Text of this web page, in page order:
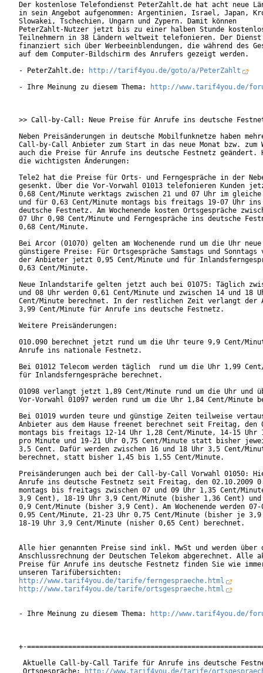
Der kostenlose Telefondienst PeterZahlt.de hat acht neue
in sein Angebot aufgenommen: Argentinien, Israel, Japan,
Slowakei, Tschechien, Ungarn und Zypern. Damit können
PeterZahlt-Nutzer jetzt bis zu einer halben Stunde
Teilnehmern in 38 Ländern weltweit telefonieren. Der Dienst
finanziert sich über Werbeeinblendungen, die während des
auf dem Computer-Bildschirm des Anrufers gezeigt werden.
- PeterZahlt.de:
http://tarif4you.de/goto/a/PeterZahlt
- Ihre Meinung zu diesem Thema:
http://www.tarif4you.de/
>> Call-by-Call: Neue Preise für Anrufe ins deutsche
Neben Preisänderungen in deutsche Mobilfunknetze haben
Call-by-Call Anbieter zum Start in das neue Monat bzw. zum
auch die Preise für Anrufe ins deutsche Festnetz geändert.
die wichtigsten Änderungen:
Tele2 hat die Preise für Orts- und Ferngespräche in der
gesenkt. Über die Vor-Vorwahl 01013 telefonieren Kunden
0,68 Cent/Minute werktags zwischen 21 und 07 Uhr im
und für 0,63 Cent/Minute montags bis freitags 19-07 Uhr
deutsche Festnetz. Am Wochenende kosten Ortsgespräche
07 Uhr 0,98 Cent/Minute und Ferngespräche ins deutsche
0,68 Cent/Minute.
Bei Arcor (01070) gelten am Wochenende rund um die Uhr neue
günstigere Preise: Für Ortsgespräche Samstags und Sonntags
der Anbieter jetzt 0,95 Cent/Minute und für
0,63 Cent/Minute.
Neue Inlandstarife gelten jetzt auch bei 01075: Täglich
und 08 Uhr werden 0,61 Cent/Minute und zwischen 14 und 18
Cent/Minute berechnet. In der restlichen Zeit verlangt der
3,99 Cent/Minute für Anrufe ins deutsche Festnetz.
Weitere Preisänderungen:
010.090 berechnet jetzt rund um die Uhr teure 9,9 Cent/
Anrufe ins nationale Festnetz.
Bei 01012 Telecom werden täglich  rund um die Uhr 1,99
für Inlandsferngespräche berechnet.
01098 verlangt jetzt 1,89 Cent/Minute rund um die Uhr und
Vor-Vorwahl 01097 werden rund um die Uhr 1,84 Cent/Minute
Bei 01019 wurden teure und günstige Zeiten teilweise
Anbieter aus dem Hause freenet berechnet seit Freitag, den
montags bis freitags 12-14 Uhr 1,28 Cent/Minute, 14-15 Uhr
pro Minute und 19-21 Uhr 0,75 Cent/Minute statt bisher
3,5 Cent. Dafür werden zwischen 16 und 18 Uhr 3,5 Cent/
berechnet, statt bisher 1,45 bis 1,55 Cent/Minute.
Preisänderungen auch bei der Call-by-Call Vorwahl 01050:
Anrufe ins deutsche Festnetz seit Freitag, den 02.10.2009
montags bis freitags zwischen 07 und 09 Uhr 1,35 Cent/
3,9 Cent), 18-19 Uhr 3,9 Cent/Minute (bisher 1,36 Cent) und
0,9 Cent/Minute (bisher 3,9 Cent). Am Wochenende werden 07-
0,95 Cent/Minute, 21-23 Uhr 0,75 Cent/Minute (bisher je 3,9
18-19 Uhr 3,9 Cent/Minute (nisher 0,65 Cent) berechnet.
Alle hier genannten Preise sind inkl. MwSt und werden über
Anschlussrechnung der Deutschen Telekom abgerechnet. Alle
Preise für Anrufe ins deutsche Festnetz finden Sie wie
http://www.tarif4you.de/tarife/ferngespraeche.html
http://www.tarif4you.de/tarife/ortsgespraeche.html
- Ihre Meinung zu diesem Thema: http://www.tarif4you.de/
+-
Aktuelle Call-by-Call Tarife für Anrufe ins deutsche
Ortsgespräche:
http://www.tarif4you.de/tarife/